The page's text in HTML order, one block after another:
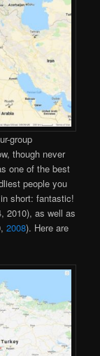
group
though never
one of the best
people you
short: fantastic!
2010), as well as
2008). Here are